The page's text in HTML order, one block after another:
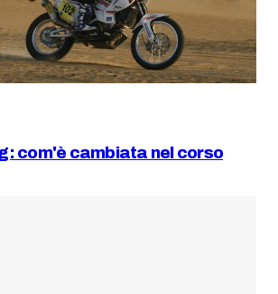
com'è cambiata nel corso